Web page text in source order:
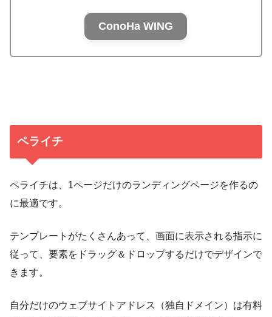
ConoHa WING
ペライチ
ペライチは、1ページだけのランディングページを作るの
に最適です。
テンプレートがたくさんあって、画面に表示される指示に
従って、要素をドラッグ＆ドロップするだけでデザインで
きます。
自分だけのウェブサイトアドレス（独自ドメイン）は有料